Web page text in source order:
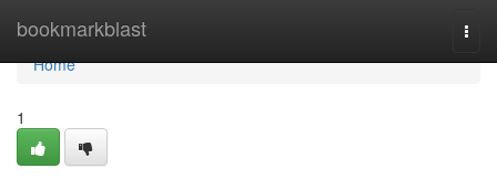
bookmarkblast
Home
Home
1